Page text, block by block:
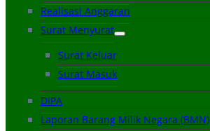
Realisasi Anggaran
Surat Menyurat
Surat Keluar
Surat Masuk
DIPA
Laporan Barang Milik Negara (BMN)